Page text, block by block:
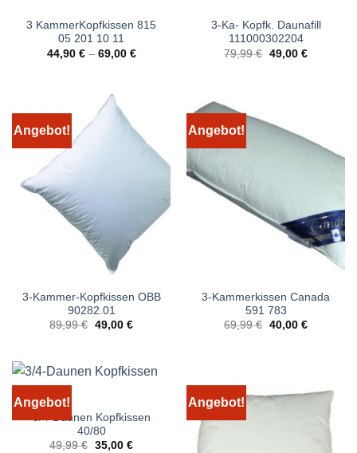
3 KammerKopfkissen 815
05 201 10 11
44,90 €– 69,00 €
3-Ka- Kopfk. Daunafill
111000302204
79,99€ Ursprünglicher
49,00 €Aktueller
Angebot!
3-Kammer-Kopfkissen OBB
90282.01
89,99€ Ursprünglicher
49,00 €Aktueller
Angebot!
3-Kammerkissen Canada
591 783
69,99€ Ursprünglicher
40,00 €Aktueller
Angebot!
3/4-Daunen Kopfkissen
40/80
49,99€ Ursprünglicher
35,00 €Aktueller
Angebot!